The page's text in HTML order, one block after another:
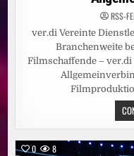
RSS-
ver.di Vereinte
Branchenweite
Filmschaffende –
0 8